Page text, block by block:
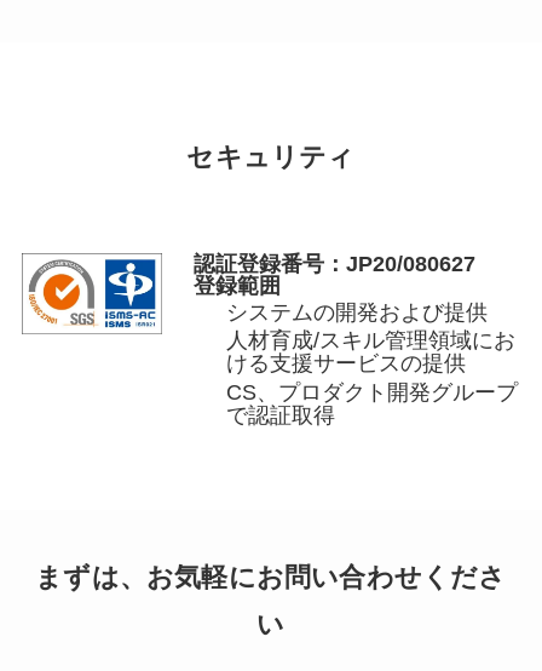
セキュリティ
認証登録番号：JP20/080627
登録範囲
システムの開発および提供
人材育成/スキル管理領域にお
ける支援サービスの提供
CS、プロダクト開発グループ
で認証取得
まずは、お気軽にお問い合わせくださ
い